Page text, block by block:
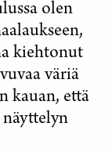
olen
kiehtonut
väriä
kauan, että